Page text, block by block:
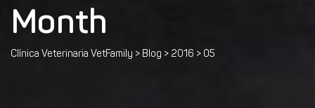
Month
Clínica Veterinaria VetFamily > Blog > 2016 > 05